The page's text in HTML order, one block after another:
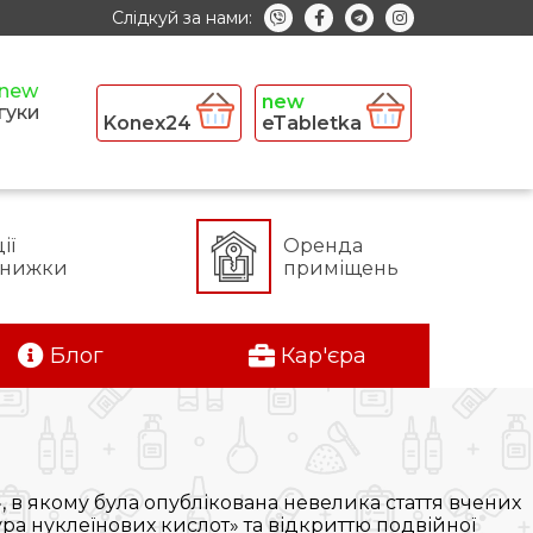
Слідкуй за нами:
Konex24 eTabletka
Оренда
приміщень
Блог Кар'єра
якому була опублікована невелика стаття вчених
кислот» та відкриттю подвійної